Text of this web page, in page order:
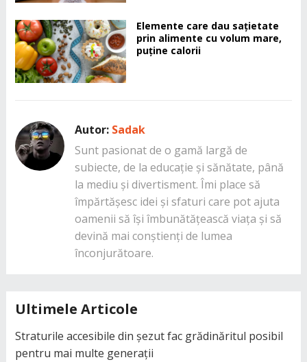
Elemente care dau sațietate
prin alimente cu volum mare,
puține calorii
Autor: Sadak
Sunt pasionat de o gamă largă de
subiecte, de la educație și sănătate, până
la mediu și divertisment. Îmi place să
împărtășesc idei și sfaturi care pot ajuta
oamenii să își îmbunătățească viața și să
devină mai conștienți de lumea
înconjurătoare.
Ultimele Articole
Straturile accesibile din șezut fac grădinăritul posibil
pentru mai multe generații